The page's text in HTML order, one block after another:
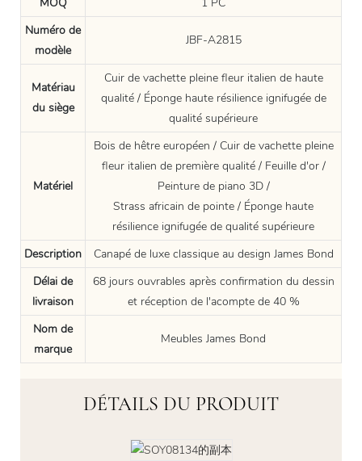
Numéro de
modèle
JBF-A2815
Matériau
du siège
Cuir de vachette pleine fleur italien de haute
qualité / Éponge haute résilience ignifugée de
qualité supérieure
Matériel
Bois de hêtre européen / Cuir de vachette pleine
fleur italien de première qualité / Feuille d'or /
Peinture de piano 3D /
Strass africain de pointe / Éponge haute
résilience ignifugée de qualité supérieure
Description
Canapé de luxe classique au design James Bond
Délai de
livraison
68 jours ouvrables après confirmation du dessin
et réception de l'acompte de 40 %
Nom de
marque
Meubles James Bond
DÉTAILS DU PRODUIT